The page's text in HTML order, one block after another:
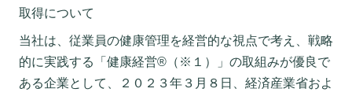
取得について
当社は、従業員の健康管理を経営的な視点で考え、戦略
的に実践する「健康経営®（※１）」の取組みが優良で
ある企業として、２０２３年３月８日、経済産業省およ